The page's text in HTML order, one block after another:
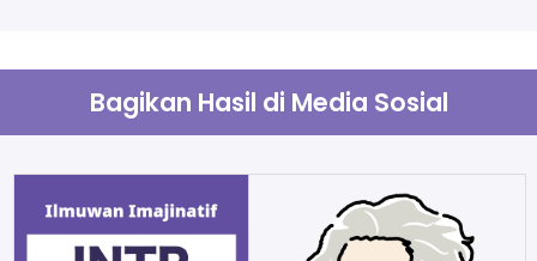
Bagikan Hasil di Media Sosial